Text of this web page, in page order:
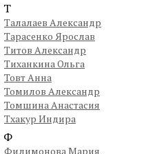
Т
Талалаев Александр
Тарасенко Ярослав
Титов Александр
Тиханкина Ольга
Товт Анна
Томилов Александр
Томшина Анастасия
Тхакур Индира
Ф
Филимонова Мария